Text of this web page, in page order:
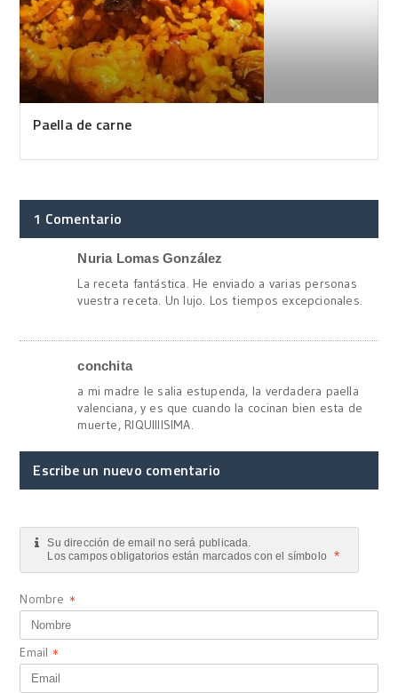
Paella de carne
1 Comentario
Nuria Lomas González
La receta fantástica. He enviado a varias personas
vuestra receta. Un lujo. Los tiempos excepcionales.
conchita
a mi madre le salia estupenda, la verdadera paella
valenciana, y es que cuando la cocinan bien esta de
muerte, RIQUIIIISIMA.
Escribe un nuevo comentario
Su dirección de email no será publicada.
Los campos obligatorios están marcados con el símbolo
*
Nombre *
Email *